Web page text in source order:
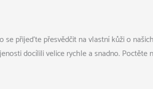
přijeďte přesvědčit na vlastní kůži o
docílili velice rychle a snadno.